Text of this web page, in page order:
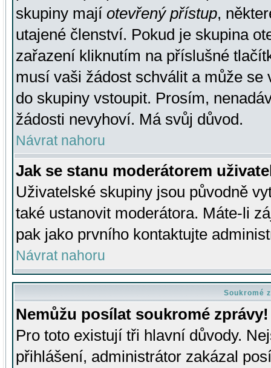
skupiny mají otevřený přístup,
utajené členství. Pokud je skupina
zařazení kliknutím na příslušné
musí vaši žádost schválit a může se
do skupiny vstoupit. Prosím,
žádosti nevyhoví. Má svůj důvod.
Návrat nahoru
Jak se stanu moderátorem
Uživatelské skupiny jsou původně
také ustanovit moderátora. Máte-li
pak jako prvního kontaktujte
Návrat nahoru
Soukromé
Nemůžu posílat soukromé zprávy!
Pro toto existují tři hlavní důvody.
přihlášení, administrátor zakázal